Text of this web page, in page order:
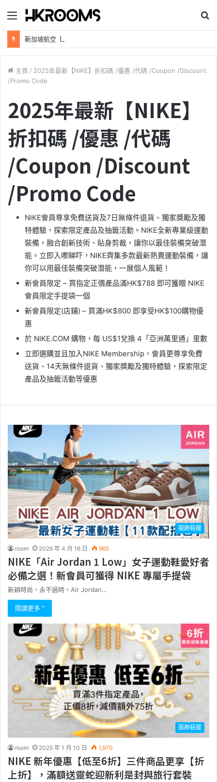
錄
尋
主頁 / 2025年最新【NIKE】折扣碼 /優惠 /代碼 /Coupon /Discount
/Promo Code
2025年最新【NIKE】
折扣碼 /優惠 /代碼
/Coupon /Discount
/Promo Code
NIKE會員尊享免費送貨及7日無條件退貨、獨家獎勵及獨
特體驗，探索限定產品及抽籤活動。NIKE全新專業級運動
裝備，融合創新技術、貼身剪裁，讓你以最佳裝備突破潛
能。立即入嚟睇吓，NIKE齊集多款最新熱賣運動裝備，讓
你可以用最佳裝備突破潛能，一展個人風範！
新會員限定 – 買指定正價產品滿HK$788 即可獲贈 NIKE
會員限定手提袋一個
新會員限定(店鋪) – 買滿HK$800 即享受HK$100購物優
惠
於 NIKE.COM 購物，每 US$1兌換 4「亞洲萬里通」里數
立即選購並且加入NIKE Membership，會員更尊享免費
送貨、14天無條件退貨、獨家獎勵及獨特體驗，探索限定
產品及抽籤活動等優惠
服飾鞋履
room 2026 年 4 月 16 日 965
NIKE「Air Jordan 1 Low」女子運動鞋愛好者
必備之選！新會員可獲得 NIKE 專屬手提袋
新穎時尚，永不過時。Air Jordan…
閱讀更多 ”
服飾鞋履
room 2025 年 1 月 10 日 1,970
NIKE 新年優惠【低至6折】三件商品更享【折
上折】，滿額送靈蛇迎新利是封與旅行套裝